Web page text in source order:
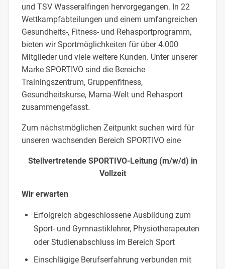
und TSV Wasseralfingen hervorgegangen. In 22
Wettkampfabteilungen und einem umfangreichen
Gesundheits-, Fitness- und Rehasportprogramm,
bieten wir Sportmöglichkeiten für über 4.000
Mitglieder und viele weitere Kunden. Unter unserer
Marke SPORTIVO sind die Bereiche
Trainingszentrum, Gruppenfitness,
Gesundheitskurse, Mama-Welt und Rehasport
zusammengefasst.
Zum nächstmöglichen Zeitpunkt suchen wird für
unseren wachsenden Bereich SPORTIVO eine
Stellvertretende SPORTIVO-Leitung (m/w/d) in
Vollzeit
Wir erwarten
Erfolgreich abgeschlossene Ausbildung zum
Sport- und Gymnastiklehrer, Physiotherapeuten
oder Studienabschluss im Bereich Sport
Einschlägige Berufserfahrung verbunden mit